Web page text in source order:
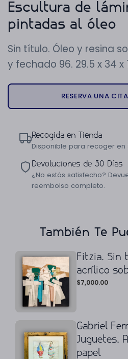
Escultura de
pintadas al óleo
Sin título. Óleo y resina
y fechado 96. 29.5 x 34 x
RESERVA UNA
Recogida en Tienda
Disponible para recoger en
Devoluciones de 30 Días
¿No estás satisfecho?
reembolso completo.
También Te
Fitzia. Sin
acrílico
$7,000.00
Gabriel
Juguetes.
papel